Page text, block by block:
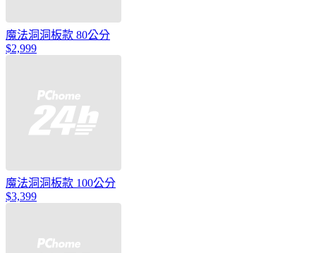
魔法洞洞板款 80公分
$2,999
魔法洞洞板款 100公分
$3,399